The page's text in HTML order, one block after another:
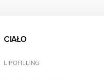
CIAŁO
LIPOFILLING